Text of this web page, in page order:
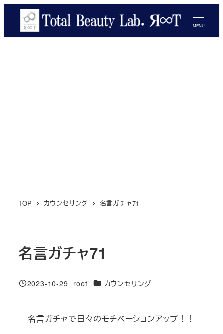
ン
MENU
TOP カウンセリング 名言ガチャ71
名言ガチャ71
投稿日
2023-10-29
著
root カテゴリー
カウンセリング
名言ガチャで日々のモチベーションアップ！！